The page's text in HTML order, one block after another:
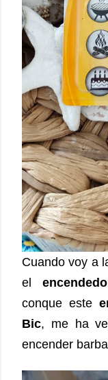
Cuando voy a
el
conque este
Bic, me ha
encender